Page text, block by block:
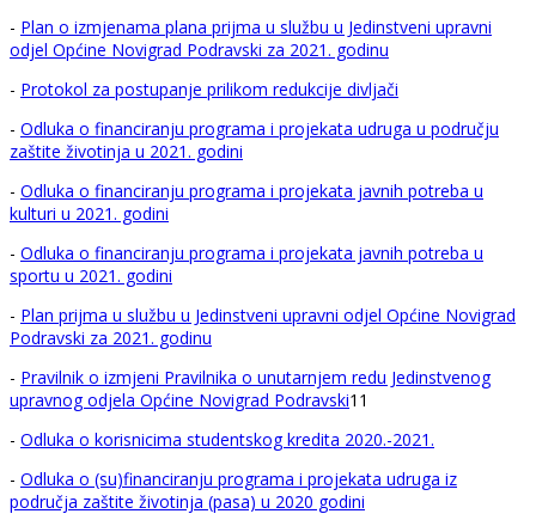
- Plan o izmjenama plana prijma u službu u Jedinstveni upravni
odjel Općine Novigrad Podravski za 2021. godinu
- Protokol za postupanje prilikom redukcije divljači
- Odluka o financiranju programa i projekata udruga u području
zaštite životinja u 2021. godini
- Odluka o financiranju programa i projekata javnih potreba u
kulturi u 2021. godini
- Odluka o financiranju programa i projekata javnih potreba u
sportu u 2021. godini
- Plan prijma u službu u Jedinstveni upravni odjel Općine Novigrad
Podravski za 2021. godinu
- Pravilnik o izmjeni Pravilnika o unutarnjem redu Jedinstvenog
upravnog odjela Općine Novigrad Podravski11
- Odluka o korisnicima studentskog kredita 2020.-2021.
- Odluka o (su)financiranju programa i projekata udruga iz
područja zaštite životinja (pasa) u 2020 godini